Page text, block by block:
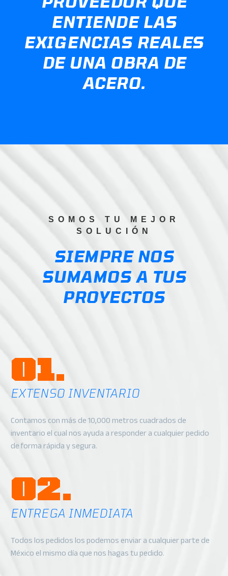
ENTIENDE LAS
EXIGENCIAS REALES
DE UNA OBRA DE
ACERO.
SOMOS TU MEJOR
SOLUCIÓN
SIEMPRE NOS
SUMAMOS A TUS
PROYECTOS
01.
EXTENSO INVENTARIO
Contamos con más de 10,000 metros cuadrados de
inventario el cual nos ayuda a responder a cualquier pedido
de forma rápida y segura.
02.
ENTREGA INMEDIATA
Todos los pedidos los podemos enviar a cualquier parte de
México el mismo día que nos hagas tu pedido.